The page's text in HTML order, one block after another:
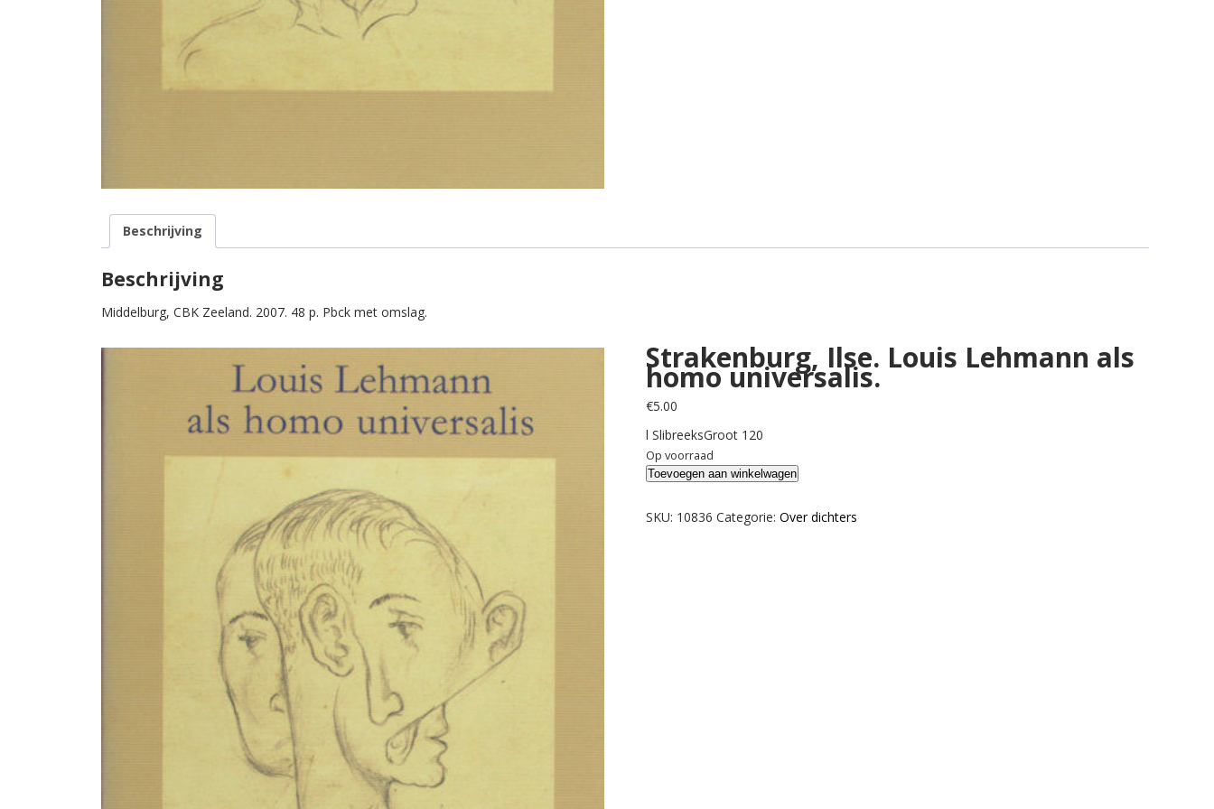
Beschrijving
Beschrijving
Middelburg, CBK Zeeland. 2007. 48 p. Pbck met omslag.
Strakenburg, Ilse. Louis Lehmann als
homo universalis.
€5.00
l SlibreeksGroot 120
Op voorraad
Strakenburg,
Louis
Toevoegen aan winkelwagen
SKU: 10836 Categorie:Over dichters